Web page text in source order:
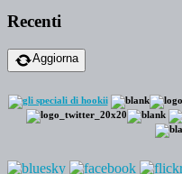
Recenti
Aggiorna